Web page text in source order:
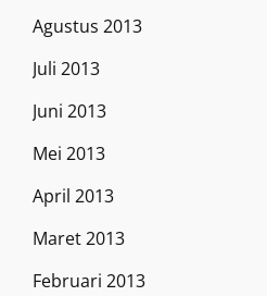
Agustus 2013
Juli 2013
Juni 2013
Mei 2013
April 2013
Maret 2013
Februari 2013